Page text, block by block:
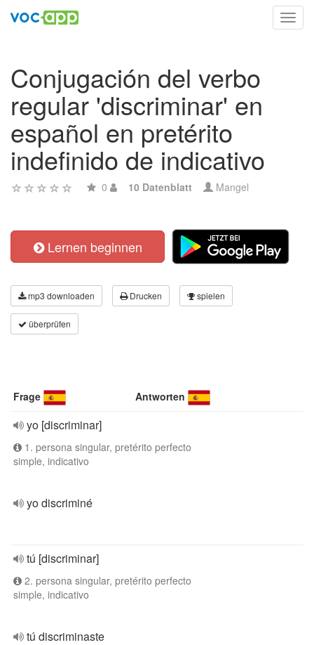
Conjugación del verbo
regular 'discriminar' en
español en pretérito
indefinido de indicativo
0 10 Datenblatt Mangel
Lernen beginnen
mp3 downloaden Drucken spielen
überprüfen
Frage Antworten
yo [discriminar]
1. persona singular, pretérito perfecto
simple, indicativo
yo discriminé
tú [discriminar]
2. persona singular, pretérito perfecto
simple, indicativo
tú discriminaste